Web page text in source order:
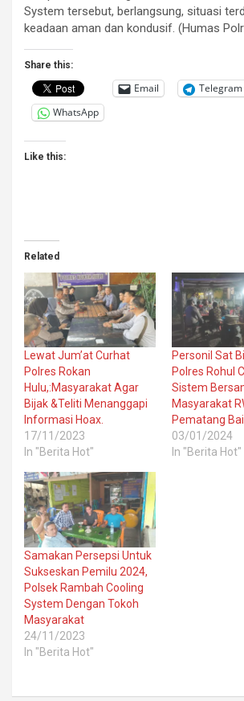
System tersebut, berlangsung, situasi
keadaan aman dan kondusif. (Humas
Share this:
Email
Telegram
WhatsApp
Like this:
Related
Lewat Jum’at Curhat
Polres Rokan
Hulu,:Masyarakat Agar
Bijak &Teliti Menanggapi
Informasi Hoax.
17/11/2023
In "Berita Hot"
Personil Sat
Polres Rohul
Sistem
Masyarakat
Pematang
03/01/2024
In "Berita Hot"
Samakan Persepsi Untuk
Sukseskan Pemilu 2024,
Polsek Rambah Cooling
System Dengan Tokoh
Masyarakat
24/11/2023
In "Berita Hot"